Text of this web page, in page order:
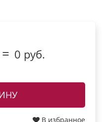
0 руб.
В избранное